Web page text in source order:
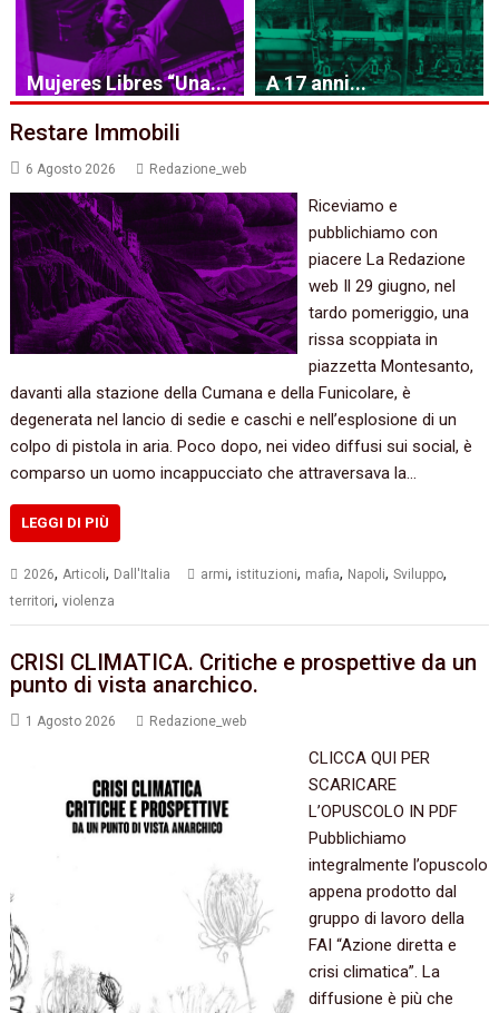
Mujeres Libres “Una... A 17 anni...
Restare Immobili
6 Agosto 2026 Redazione_web
Riceviamo e
pubblichiamo con
piacere La Redazione
web Il 29 giugno, nel
tardo pomeriggio, una
rissa scoppiata in
piazzetta Montesanto,
davanti alla stazione della Cumana e della Funicolare, è
degenerata nel lancio di sedie e caschi e nell’esplosione di un
colpo di pistola in aria. Poco dopo, nei video diffusi sui social, è
comparso un uomo incappucciato che attraversava la…
LEGGI DI PIÙ
2026,Articoli, Dall'Italia armi, istituzioni, mafia, Napoli,Sviluppo,
territori,violenza
CRISI CLIMATICA. Critiche e prospettive da un
punto di vista anarchico.
1 Agosto 2026 Redazione_web
CLICCA QUI PER
SCARICARE
L’OPUSCOLO IN PDF
Pubblichiamo
integralmente l’opuscolo
appena prodotto dal
gruppo di lavoro della
FAI “Azione diretta e
crisi climatica”. La
diffusione è più che